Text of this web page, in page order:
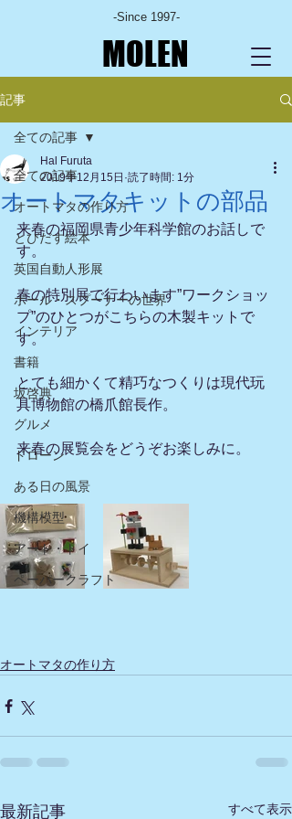
-Since 1997-
MOLEN
記事
全ての記事
オートマタの作り方
とびだす絵本
英国自動人形展
ポール・スプーナーの世界
インテリア
書籍
坂啓典
グルメ
ドローン
ある日の風景
機構模型
アート・トイ
ペーパークラフト
全ての記事
オートマタキットの部品
Hal Furuta
2019年12月15日 読了時間: 1分
来春の福岡県青少年科学館のお話しで
す。
春の特別展で行わいます”ワークショッ
プ”のひとつがこちらの木製キットで
す。
とても細かくて精巧なつくりは現代玩
具博物館の橋爪館長作。
来春の展覧会をどうぞお楽しみに。
オートマタの作り方
最新記事 すべて表示